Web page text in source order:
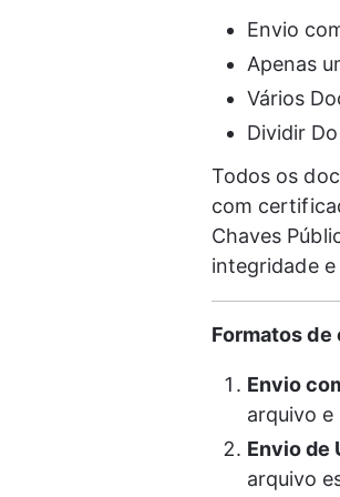
Envio
Apenas
Vários
Dividir
Todos os
com
Chaves
integridade
Formatos
Envio
arquivo
Envio de
arquivo